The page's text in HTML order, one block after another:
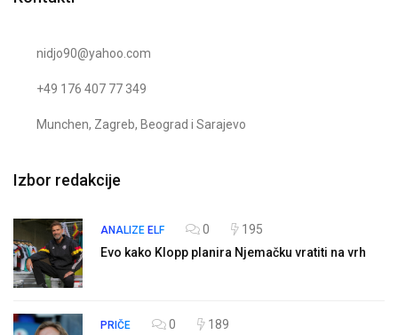
nidjo90@yahoo.com
+49 176 407 77 349
Munchen, Zagreb, Beograd i Sarajevo
Izbor redakcije
ANALIZE ELF 0
195
Evo kako Klopp planira Njemačku vratiti na vrh
PRIČE 0 189